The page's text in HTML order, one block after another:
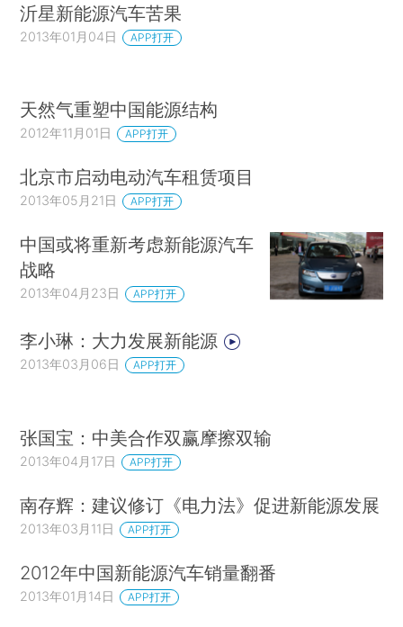
沂星新能源汽车苦果
2013年01月04日 APP打开
天然气重塑中国能源结构
2012年11月01日 APP打开
北京市启动电动汽车租赁项目
2013年05月21日 APP打开
中国或将重新考虑新能源汽车
战略
2013年04月23日 APP打开
李小琳：大力发展新能源
2013年03月06日 APP打开
张国宝：中美合作双赢摩擦双输
2013年04月17日 APP打开
南存辉：建议修订《电力法》促进新能源发展
2013年03月11日 APP打开
2012年中国新能源汽车销量翻番
2013年01月14日 APP打开